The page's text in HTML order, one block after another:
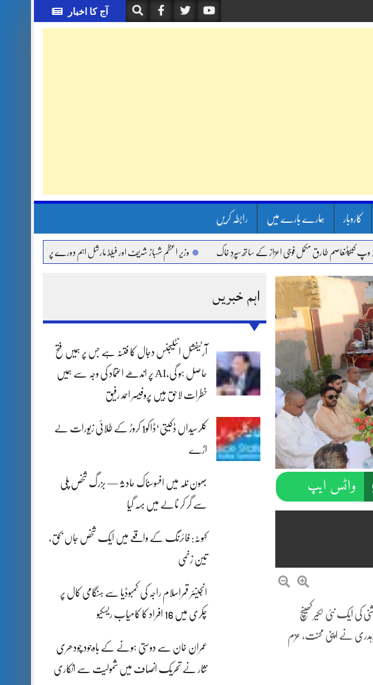
آج کا اخبار
کاروبار ہمارے بارے میں رابطہ کریں
طارق مکمل فوجی اعزاز کے ساتھ سپردِ خاک وزیر اعظم شہباز شریف اور فیلڈ مارشل اہم دورے پر سعودی عرب روانہ
اہم خبریں
آرٹیفشل انٹلیجنس دجال کا فتنہ ہے جس پر ہمیں فتح
حاصل ہو گی،AI پر اندھے اعتماد کی وجہ سے ہمیں
خطرات لاحق ہیں پروفیسر احمد رفیق
کلرسیداں ڈکیتی‘ڈاکو1 کروڑ کے طلائی زیورات لے
اڑے
بھون نلہ میں افسوسناک حادثہ — بزرگ شخص پلی
سے گر کر نالے میں بہہ گیا
کہوٹہ: فائرنگ کے واقعے میں ایک شخص جاں بحق،
تین زخمی
انجینئر قمراسلام راجہ کی کمبوڈیا سے ہنگامی کال پر
چکری میں 16 افراد کا کامیاب ریسکیو
عمران خان سے دوستی ہونے کے باوجود چودھری
نثار نے تحریک انصاف میں شمولیت سے انکاری
واٹس ایپ
کی ایک نئی لکیر کھینچ
نے اپنی محنت، عزم